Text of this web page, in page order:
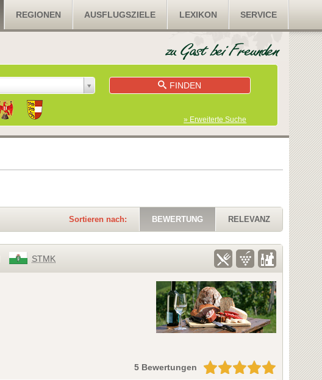
REGIONEN AUSFLUGSZIELE LEXIKON SERVICE
FINDEN
» Erweiterte Suche
Sortieren nach: BEWERTUNG RELEVANZ
STMK
5 Bewertungen